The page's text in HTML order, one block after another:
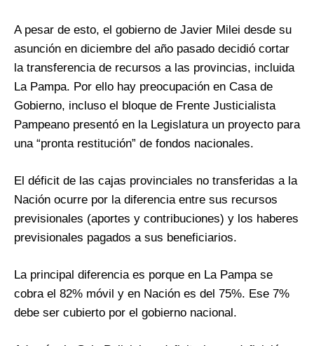
A pesar de esto, el gobierno de Javier Milei desde su
asunción en diciembre del año pasado decidió cortar
la transferencia de recursos a las provincias, incluida
La Pampa. Por ello hay preocupación en Casa de
Gobierno, incluso el bloque de Frente Justicialista
Pampeano presentó en la Legislatura un proyecto para
una “pronta restitución” de fondos nacionales.
El déficit de las cajas provinciales no transferidas a la
Nación ocurre por la diferencia entre sus recursos
previsionales (aportes y contribuciones) y los haberes
previsionales pagados a sus beneficiarios.
La principal diferencia es porque en La Pampa se
cobra el 82% móvil y en Nación es del 75%. Ese 7%
debe ser cubierto por el gobierno nacional.